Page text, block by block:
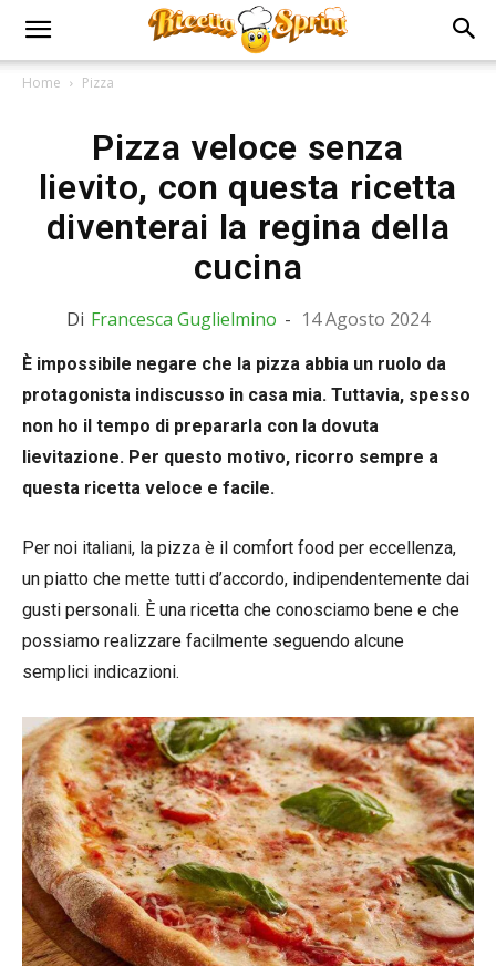
Home Pizza
Pizza veloce senza
lievito, con questa ricetta
diventerai la regina della
cucina
Di Francesca Guglielmino - 14 Agosto 2024
È impossibile negare che la pizza abbia un ruolo da
protagonista indiscusso in casa mia. Tuttavia, spesso
non ho il tempo di prepararla con la dovuta
lievitazione. Per questo motivo, ricorro sempre a
questa ricetta veloce e facile.
Per noi italiani, la pizza è il comfort food per eccellenza,
un piatto che mette tutti d’accordo, indipendentemente dai
gusti personali. È una ricetta che conosciamo bene e che
possiamo realizzare facilmente seguendo alcune
semplici indicazioni.